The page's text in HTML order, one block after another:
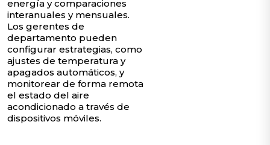
energía y comparaciones
interanuales y mensuales.
Los gerentes de
departamento pueden
configurar estrategias, como
ajustes de temperatura y
apagados automáticos, y
monitorear de forma remota
el estado del aire
acondicionado a través de
dispositivos móviles.